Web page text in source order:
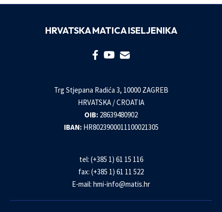
HRVATSKA MATICA ISELJENIKA
Trg Stjepana Radića 3, 10000 ZAGREB
HRVATSKA / CROATIA
OIB: 28639480902
IBAN: HR8023900011100021305
tel: (+385 1) 61 15 116
fax: (+385 1) 61 11 522
E-mail: hmi-info@matis.hr